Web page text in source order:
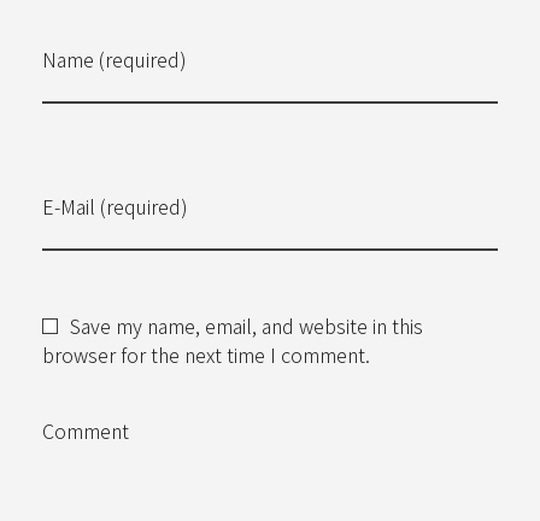
Name (required)
E-Mail (required)
Save my name, email, and website in this
browser for the next time I comment.
Comment